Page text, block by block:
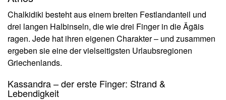
Chalkidiki besteht aus einem breiten Festlandanteil und
drei langen Halbinseln, die wie drei Finger in die Ägäis
ragen. Jede hat ihren eigenen Charakter – und zusammen
ergeben sie eine der vielseitigsten Urlaubsregionen
Griechenlands.
Kassandra – der erste Finger: Strand &
Lebendigkeit